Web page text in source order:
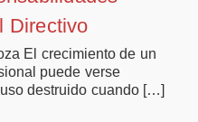
Directivo
El crecimiento de un
puede verse
destruido cuando […]